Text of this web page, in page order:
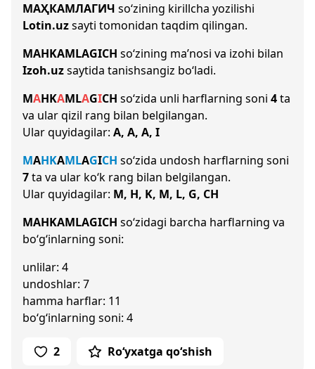
МАҲКАМЛАГИЧ so‘zining kirillcha yozilishi
Lotin.uzsayti tomonidan taqdim qilingan.
MAHKAMLAGICH so‘zining ma’nosi va izohi bilan
Izoh.uzsaytida tanishsangiz bo‘ladi.
MAHKAMLAGICH so‘zida unli harflarning soni 4ta
va ular qizil rang bilan belgilangan.
Ular quyidagilar: A, A, A, I
MAHKAMLAGICH so‘zida undosh harflarning soni
7ta va ular ko‘k rang bilan belgilangan.
Ular quyidagilar: M, H, K, M, L, G, CH
MAHKAMLAGICH so‘zidagi barcha harflarning va
bo‘g‘inlarning soni:
unlilar: 4
undoshlar: 7
hamma harflar: 11
bo‘g‘inlarning soni: 4
2 Ro‘yxatga qo‘shish